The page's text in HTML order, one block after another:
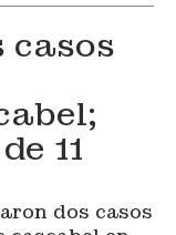
casos
11
dos casos